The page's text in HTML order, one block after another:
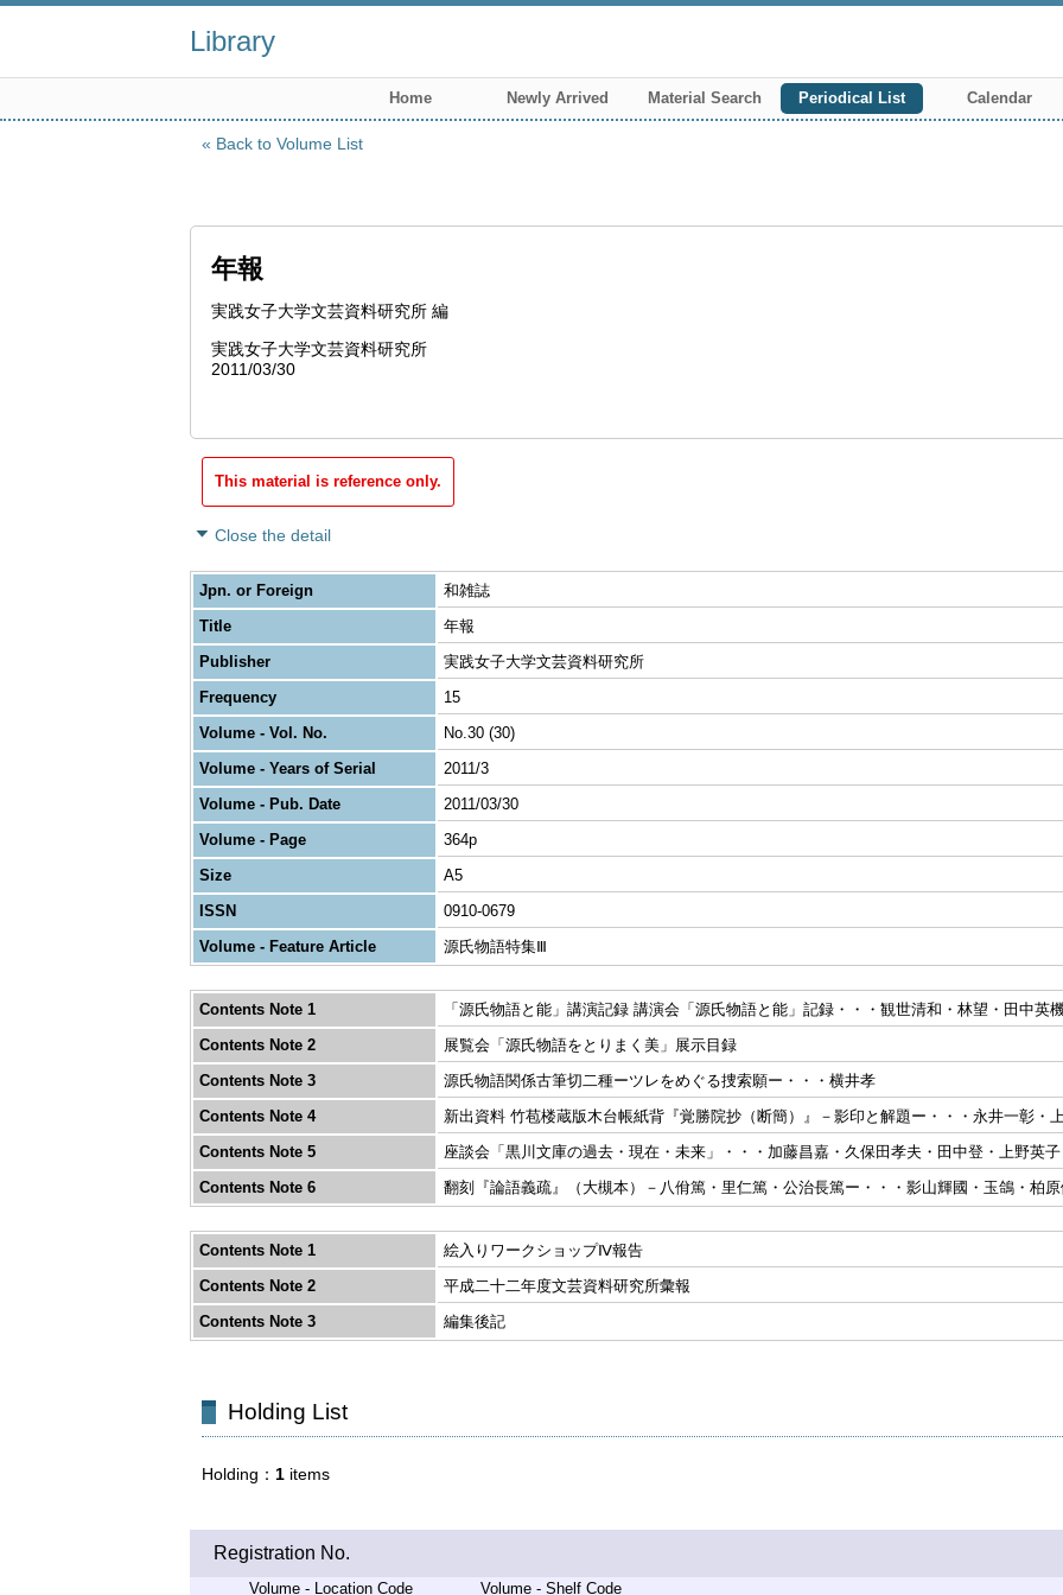
Library
Home Newly Arrived Material Search Periodical List Calendar
Back to Volume List
年報
実践女子大学文芸資料研究所 編
実践女子大学文芸資料研究所
2011/03/30
This material is reference only.
Close the detail
Jpn. or Foreign
和雑誌
Title
年報
Publisher
実践女子大学文芸資料研究所
Frequency
15
Volume - Vol. No.
No.30 (30)
Volume - Years of Serial
2011/3
Volume - Pub. Date
2011/03/30
Volume - Page
364p
Size
A5
ISSN
0910-0679
Volume - Feature Article
源氏物語特集Ⅲ
Contents Note 1
「源氏物語と能」講演記録 講演会「源氏物語と能」記録・・・観世清和・林望・田中英
Contents Note 2
展覧会「源氏物語をとりまく美」展示目録
Contents Note 3
源氏物語関係古筆切二種ーツレをめぐる捜索願ー・・・横井孝
Contents Note 4
新出資料 竹苞楼蔵版木台帳紙背『覚勝院抄（断簡）』－影印と解題ー・・・永井一彰・
Contents Note 5
座談会「黒川文庫の過去・現在・未来」・・・加藤昌嘉・久保田孝夫・田中登・上野英
Contents Note 6
翻刻『論語義疏』（大槻本）－八佾篤・里仁篤・公治長篤ー・・・影山輝國・玉鴿・柏
Contents Note 1
絵入りワークショップⅣ報告
Contents Note 2
平成二十二年度文芸資料研究所彙報
Contents Note 3
編集後記
Holding List
Holding 1 items
Registration No.
Volume - Location Code Volume - Shelf Code